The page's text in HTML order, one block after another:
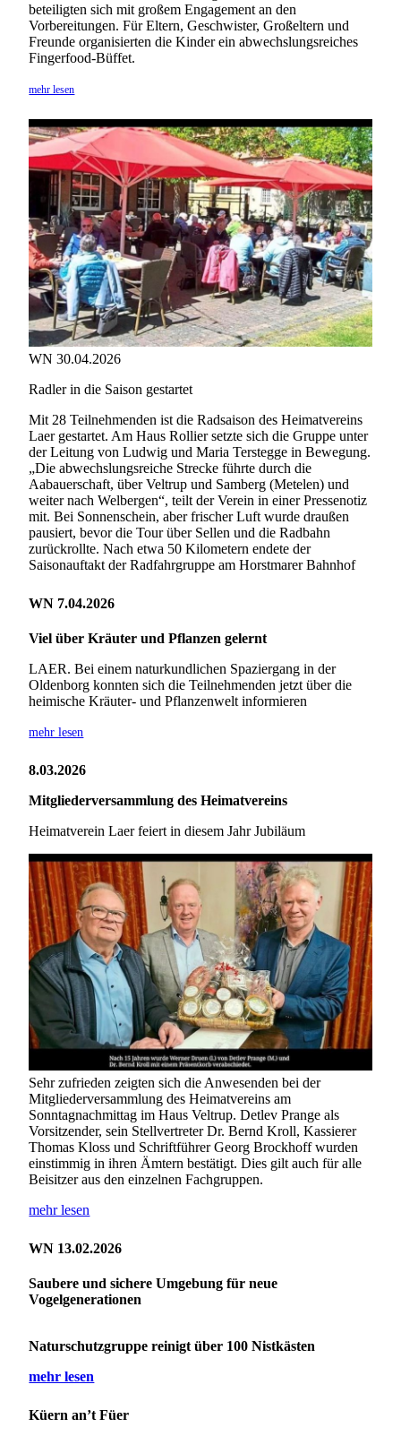
beteiligten sich mit großem Engagement an den
Vorbereitungen. Für Eltern, Geschwister, Großeltern und
Freunde organisierten die Kinder ein abwechslungsreiches
Fingerfood-Büffet.
mehr lesen
WN 30.04.2026
Radler in die Saison gestartet
Mit 28 Teilnehmenden ist die Radsaison des Heimatvereins
Laer gestartet. Am Haus Rollier setzte sich die Gruppe unter
der Leitung von Ludwig und Maria Terstegge in Bewegung.
„Die abwechslungsreiche Strecke führte durch die
Aabauerschaft, über Veltrup und Samberg (Metelen) und
weiter nach Welbergen“, teilt der Verein in einer Pressenotiz
mit. Bei Sonnenschein, aber frischer Luft wurde draußen
pausiert, bevor die Tour über Sellen und die Radbahn
zurückrollte. Nach etwa 50 Kilometern endete der
Saisonauftakt der Radfahrgruppe am Horstmarer Bahnhof
WN 7.04.2026
Viel über Kräuter und Pflanzen gelernt
LAER. Bei einem naturkundlichen Spaziergang in der
Oldenborg konnten sich die Teilnehmenden jetzt über die
heimische Kräuter- und Pflanzenwelt informieren
mehr lesen
8.03.2026
Mitgliederversammlung des Heimatvereins
Heimatverein Laer feiert in diesem Jahr Jubiläum
Sehr zufrieden zeigten sich die Anwesenden bei der
Mitgliederversammlung des Heimatvereins am
Sonntagnachmittag im Haus Veltrup. Detlev Prange als
Vorsitzender, sein Stellvertreter Dr. Bernd Kroll, Kassierer
Thomas Kloss und Schriftführer Georg Brockhoff wurden
einstimmig in ihren Ämtern bestätigt. Dies gilt auch für alle
Beisitzer aus den einzelnen Fachgruppen.
mehr lesen
WN 13.02.2026
Saubere und sichere Umgebung für neue
Vogelgenerationen
Naturschutzgruppe reinigt über 100 Nistkästen
mehr lesen
Küern an’t Füer